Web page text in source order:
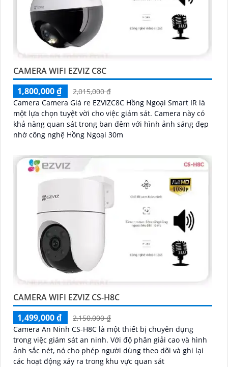
CAMERA WIFI EZVIZ C8C
1,800,000 ₫
2,015,000 ₫
Camera Camera Giá re EZVIZC8C Hồng Ngoại Smart IR là
một lựa chọn tuyệt vời cho việc giám sát. Camera này có
khả năng quan sát trong ban đêm với hình ảnh sáng đẹp
nhờ công nghệ Hồng Ngoại 30m
CAMERA WIFI EZVIZ CS-H8C
1,499,000 ₫
2,150,000 ₫
Camera An Ninh CS-H8C là một thiết bị chuyên dụng
trong việc giám sát an ninh. Với độ phân giải cao và hình
ảnh sắc nét, nó cho phép người dùng theo dõi và ghi lại
các hoạt động xảy ra trong khu vực quan sát